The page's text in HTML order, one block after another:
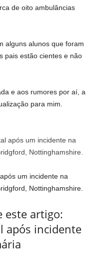
de oito ambulâncias
alguns alunos que foram
pais estão cientes e não
e aos rumores por aí, a
para mim.
um incidente na
Nottinghamshire.
este artigo:
após incidente